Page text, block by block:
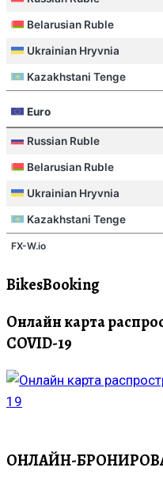
BikesBooking
Онлайн карта
COVID-19
ОНЛАЙН-